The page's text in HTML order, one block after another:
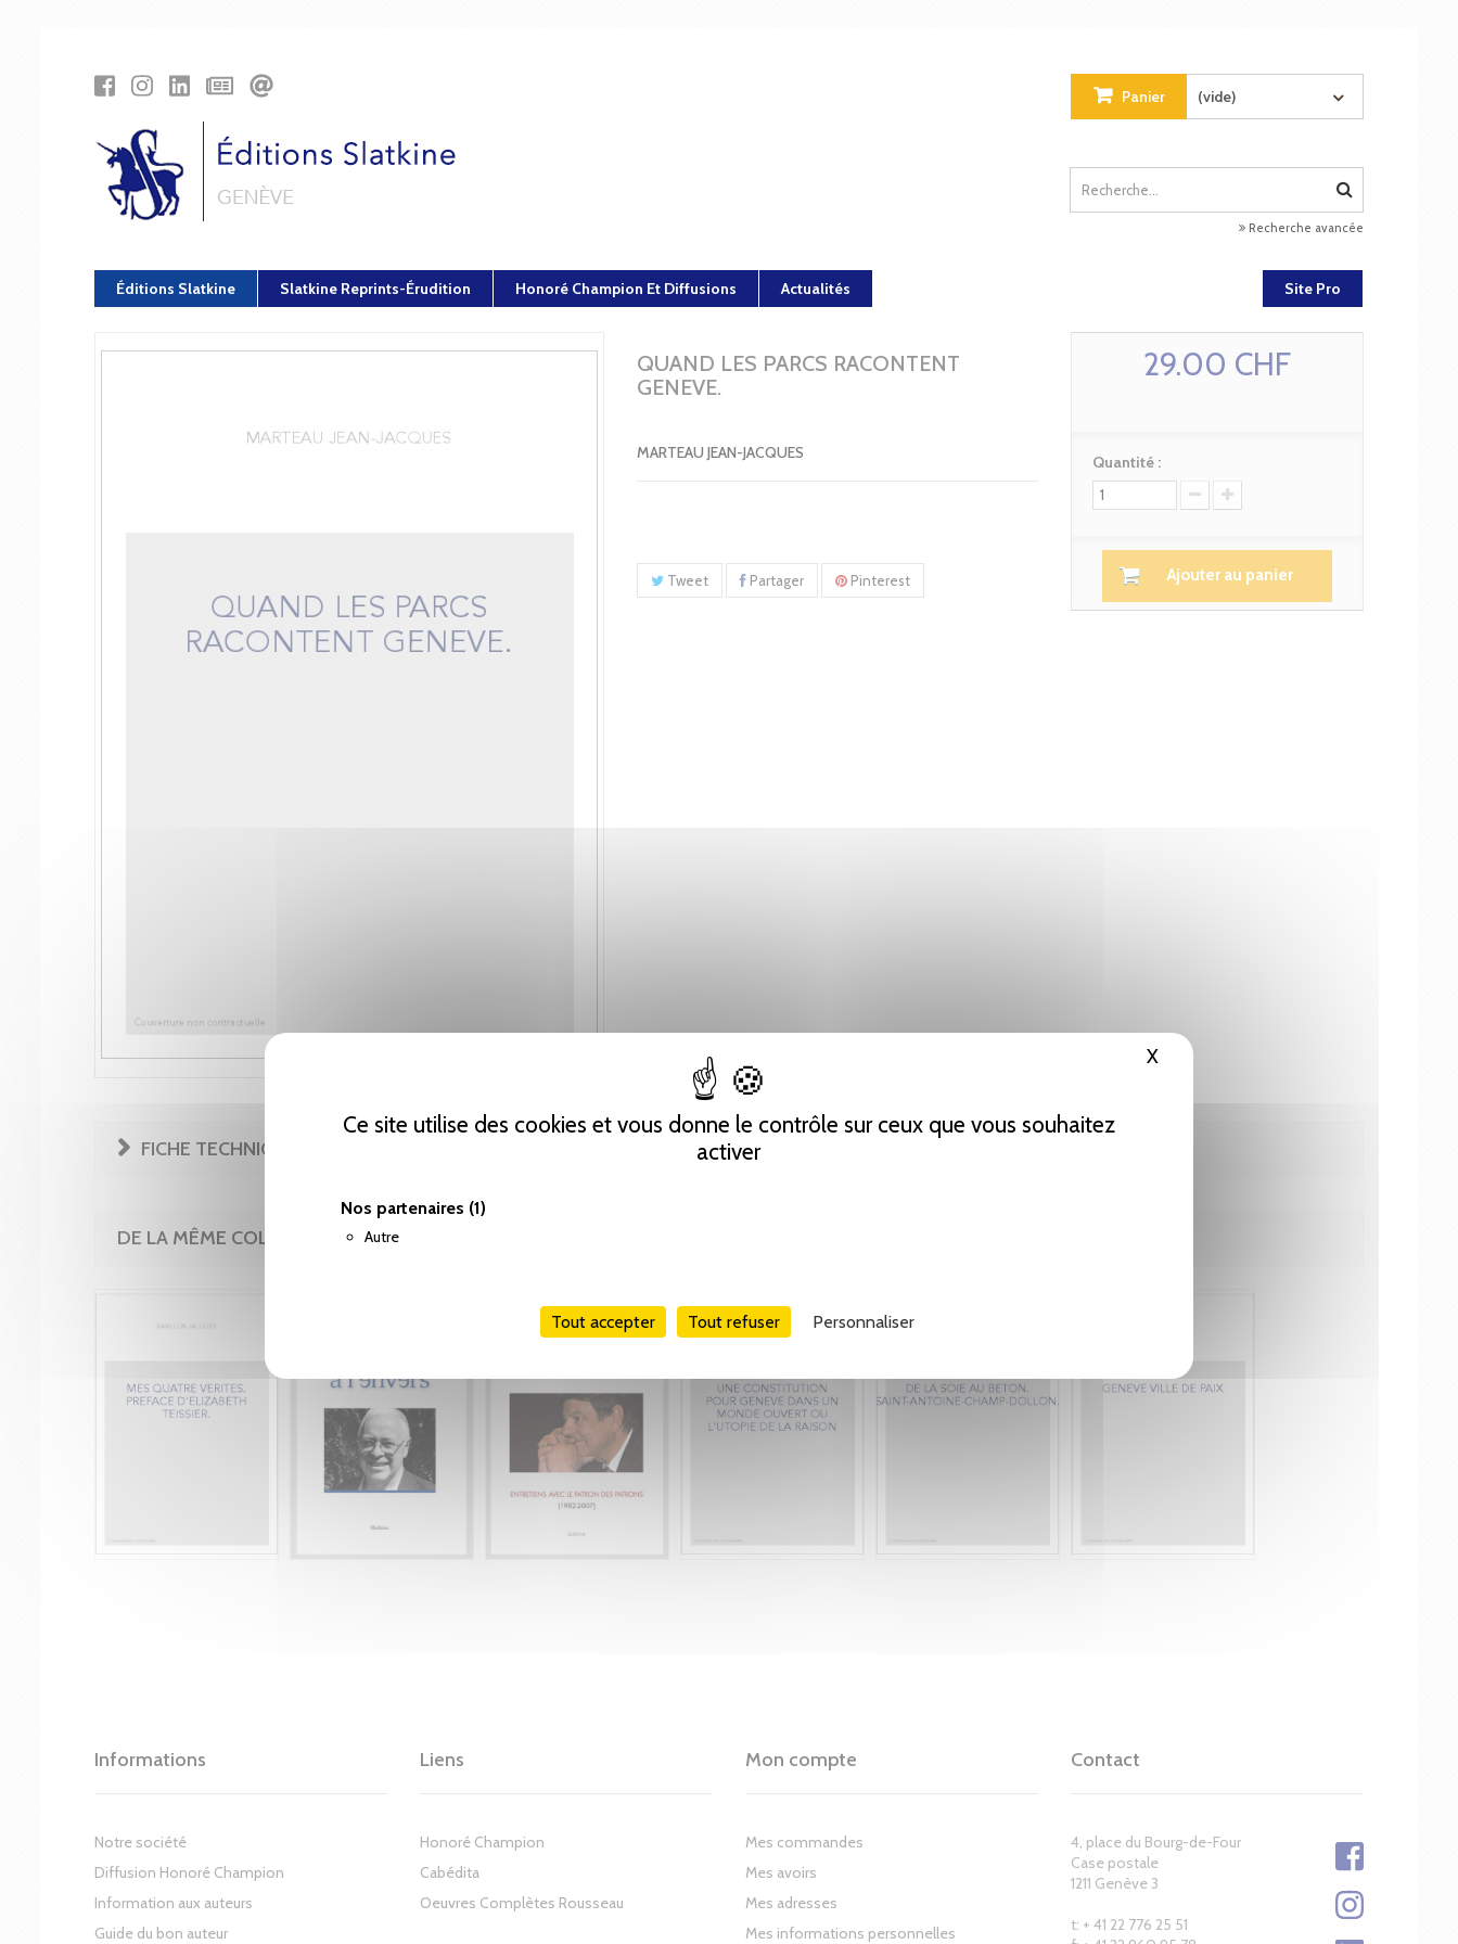
Ce site utilise des cookies et vous donne le contrôle sur ceux que vous souhaitez
activer
Nos partenaires (1)
Autre
Tout accepter Tout refuser Personnaliser
X Masquer le bandeau des cookies
Panier (vide)
Recherche avancée
Éditions Slatkine Slatkine Reprints-Érudition Honoré Champion Et Diffusions Actualités Site Pro
QUAND LES PARCS RACONTENT
GENEVE.
MARTEAU JEAN-JACQUES
Tweet Partager Pinterest
29.00 CHF
Quantité :
Ajouter au panier
FICHE TECHNIQUE
DE LA MÊME COLLECTION
Informations
Notre société
Diffusion Honoré Champion
Information aux auteurs
Guide du bon auteur
Liens
Honoré Champion
Cabédita
Oeuvres Complètes Rousseau
Mon compte
Mes commandes
Mes avoirs
Mes adresses
Mes informations personnelles
Contact
4, place du Bourg-de-Four
Case postale
1211 Genève 3
t: + 41 22 776 25 51